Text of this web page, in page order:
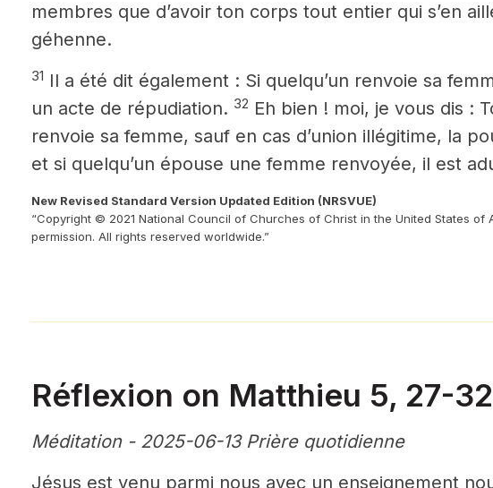
membres que d’avoir ton corps tout entier qui s’en
géhenne.
31 Il a été dit également : Si quelqu’un renvoie sa
un acte de répudiation. 32 Eh bien ! moi, je vous dis :
renvoie sa femme, sauf en cas d’union illégitime, la
et si quelqu’un épouse une femme renvoyée, il est
New Revised Standard Version Updated Edition (NRSVUE)
“Copyright © 2021 National Council of Churches of Christ in the United States of
permission. All rights reserved worldwide.”
Réflexion on Matthieu 5, 27-32
Méditation - 2025-06-13 Prière quotidienne
Jésus est venu parmi nous avec un enseignement